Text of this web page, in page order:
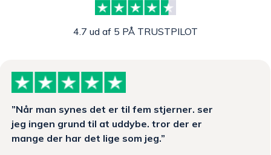
4.7 ud af 5 PÅ TRUSTPILOT
”Når man synes det er til fem stjerner. ser
jeg ingen grund til at uddybe. tror der er
mange der har det lige som jeg.”